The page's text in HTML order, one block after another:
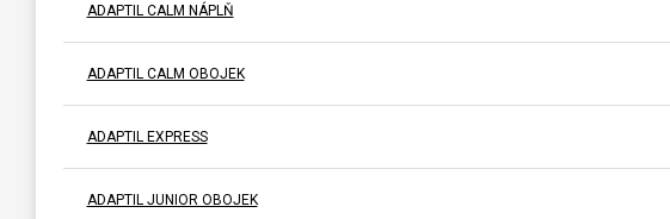
ADAPTIL CALM NÁPLŇ
ADAPTIL CALM OBOJEK
ADAPTIL EXPRESS
ADAPTIL JUNIOR OBOJEK